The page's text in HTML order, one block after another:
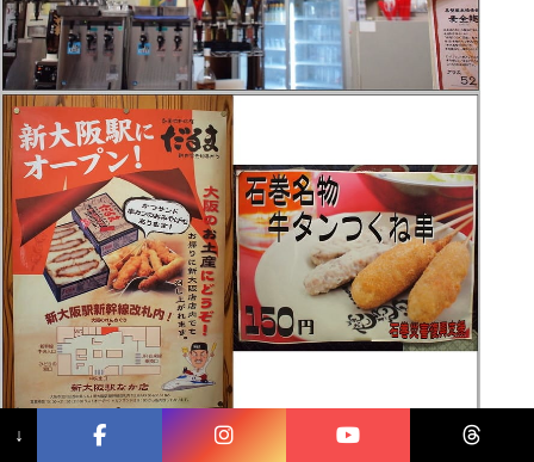
一開始,會先送上一份極為 』,品質
↓